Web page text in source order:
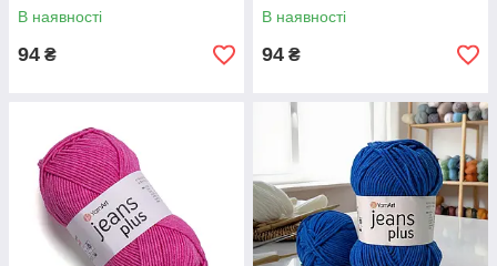
В наявності
94 ₴
В наявності
94 ₴